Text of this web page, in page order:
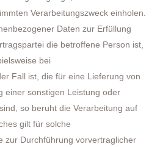
Verarbeitungszweck einholen.
Daten zur Erfüllung
die betroffene Person ist,
bei
Fall ist, die für eine Lieferung von
einer sonstigen Leistung oder
so beruht die Verarbeitung auf
gilt für solche
zur Durchführung vorvertraglicher